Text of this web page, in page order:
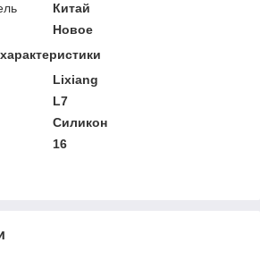
Китай
Новое
Lixiang
L7
Силикон
16